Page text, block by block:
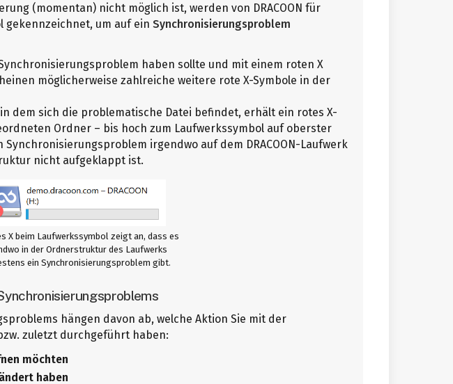
(momentan) nicht möglich ist, werden von DRACOON für
gekennzeichnet, um auf einSynchronisierungsproblem
haben sollte und mit einem roten X
möglicherweise zahlreiche weitere rote X-Symbole in der
dem sich die problematische Datei befindet, erhält ein rotes X-
Ordner – bis hoch zum Laufwerkssymbol auf oberster
irgendwo auf dem DRACOON-Laufwerk
nicht aufgeklappt ist.
X beim Laufwerkssymbol zeigt an, dass es
in der Ordnerstruktur des Laufwerks
ein Synchronisierungsproblem gibt.
hängen davon ab, welche Aktion Sie mit der
zuletzt durchgeführt haben:
möchten
haben